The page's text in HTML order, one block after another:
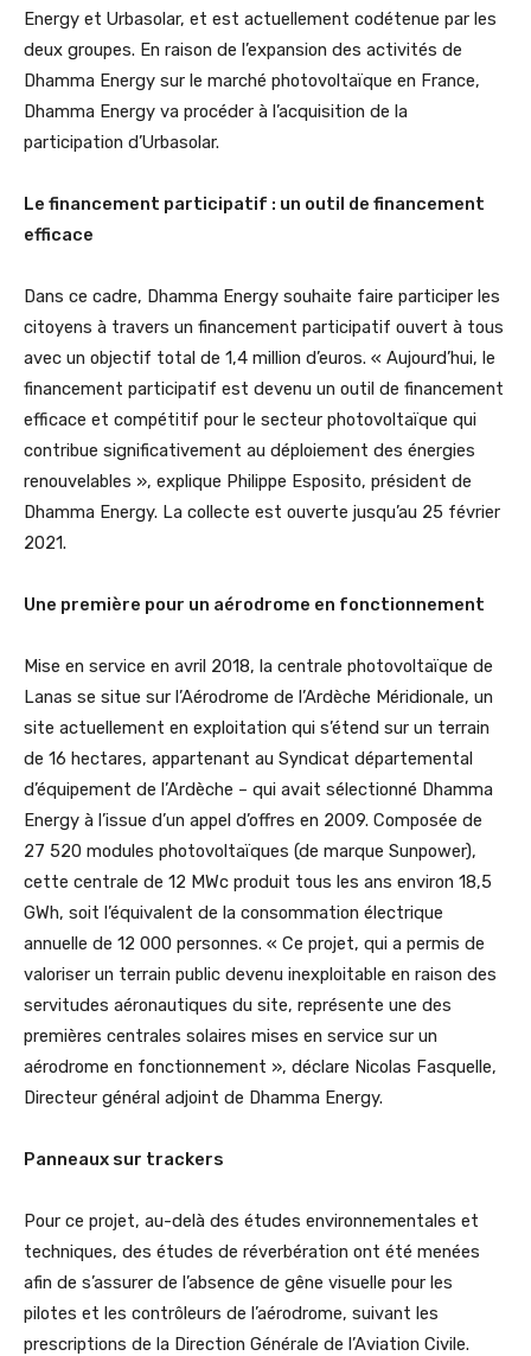
Energy et Urbasolar, et est actuellement codétenue par les
deux groupes. En raison de l’expansion des activités de
Dhamma Energy sur le marché photovoltaïque en France,
Dhamma Energy va procéder à l’acquisition de la
participation d’Urbasolar.
Le financement participatif : un outil de financement
efficace
Dans ce cadre, Dhamma Energy souhaite faire participer les
citoyens à travers un financement participatif ouvert à tous
avec un objectif total de 1,4 million d’euros. « Aujourd’hui, le
financement participatif est devenu un outil de financement
efficace et compétitif pour le secteur photovoltaïque qui
contribue significativement au déploiement des énergies
renouvelables », explique Philippe Esposito, président de
Dhamma Energy. La collecte est ouverte jusqu’au 25 février
2021.
Une première pour un aérodrome en fonctionnement
Mise en service en avril 2018, la centrale photovoltaïque de
Lanas se situe sur l’Aérodrome de l’Ardèche Méridionale, un
site actuellement en exploitation qui s’étend sur un terrain
de 16 hectares, appartenant au Syndicat départemental
d’équipement de l’Ardèche – qui avait sélectionné Dhamma
Energy à l’issue d’un appel d’offres en 2009. Composée de
27 520 modules photovoltaïques (de marque Sunpower),
cette centrale de 12 MWc produit tous les ans environ 18,5
GWh, soit l’équivalent de la consommation électrique
annuelle de 12 000 personnes. « Ce projet, qui a permis de
valoriser un terrain public devenu inexploitable en raison des
servitudes aéronautiques du site, représente une des
premières centrales solaires mises en service sur un
aérodrome en fonctionnement », déclare Nicolas Fasquelle,
Directeur général adjoint de Dhamma Energy.
Panneaux sur trackers
Pour ce projet, au-delà des études environnementales et
techniques, des études de réverbération ont été menées
afin de s’assurer de l’absence de gêne visuelle pour les
pilotes et les contrôleurs de l’aérodrome, suivant les
prescriptions de la Direction Générale de l’Aviation Civile.